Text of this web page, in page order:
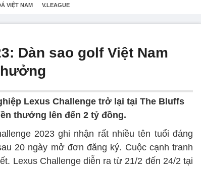
VIỆT NAM V.LEAGUE
Dàn sao golf Việt Nam
Lexus Challenge trở lại tại The Bluffs
thưởng lên đến 2 tỷ đồng.
2023 ghi nhận rất nhiều tên tuổi đáng
20 ngày mở đơn đăng ký. Cuộc cạnh tranh
Lexus Challenge diễn ra từ 21/2 đến 24/2 tại